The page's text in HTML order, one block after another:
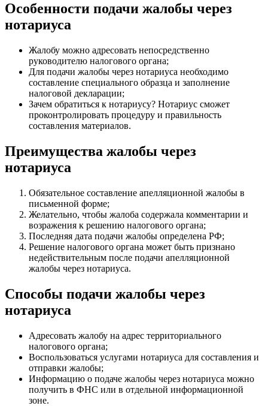
Особенности подачи жалобы через
нотариуса
Жалобу можно адресовать непосредственно
руководителю налогового органа;
Для подачи жалобы через нотариуса необходимо
составление специального образца и заполнение
налоговой декларации;
Зачем обратиться к нотариусу? Нотариус сможет
проконтролировать процедуру и правильность
составления материалов.
Преимущества жалобы через
нотариуса
Обязательное составление апелляционной жалобы в
письменной форме;
Желательно, чтобы жалоба содержала комментарии и
возражения к решению налогового органа;
Последняя дата подачи жалобы определена РФ;
Решение налогового органа может быть признано
недействительным после подачи апелляционной
жалобы через нотариуса.
Способы подачи жалобы через
нотариуса
Адресовать жалобу на адрес территориального
налогового органа;
Воспользоваться услугами нотариуса для составления и
отправки жалобы;
Информацию о подаче жалобы через нотариуса можно
получить в ФНС или в отдельной информационной
зоне.